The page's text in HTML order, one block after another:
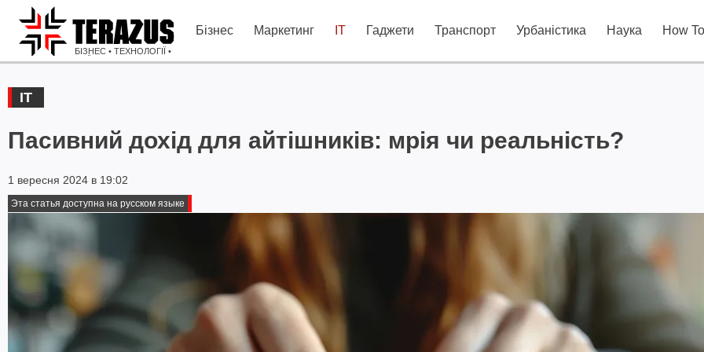
БІЗНЕС • ТЕХНОЛОГІЇ •
ІДЕЇ
Бізнес Маркетинг IT Гаджети Транспорт Урбаністика Наука How To
IT
Пасивний дохід для айтішників: мрія чи реальність?
1 вересня 2024 в 19:02
Эта статья доступна на русском языке